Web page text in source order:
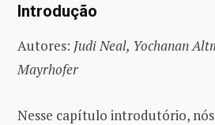
Introdução
Autores: Judi Neal, Yochanan
Mayrhofer
Nesse capítulo introdutório,